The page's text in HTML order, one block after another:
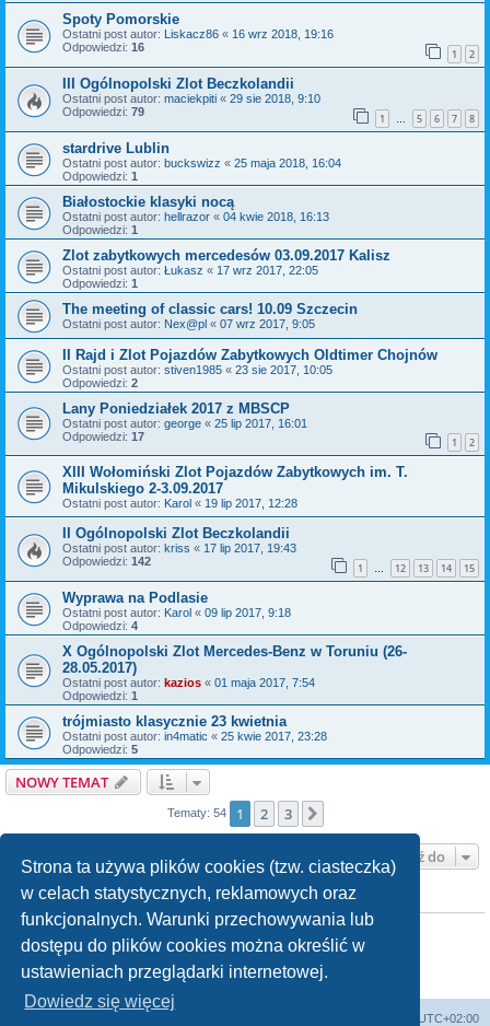
Strona ta używa plików cookies (tzw. ciasteczka)
w celach statystycznych, reklamowych oraz
funkcjonalnych. Warunki przechowywania lub
dostępu do plików cookies można określić w
ustawieniach przeglądarki internetowej.
Dowiedz się więcej
Spoty Pomorskie
Ostatni post autor: Liskacz86 « 16 wrz 2018, 19:16
Odpowiedzi: 16 1 2
III Ogólnopolski Zlot Beczkolandii
Ostatni post autor: maciekpiti « 29 sie 2018, 9:10
Odpowiedzi: 79 1 … 5 6 7 8
stardrive Lublin
Ostatni post autor: buckswizz « 25 maja 2018, 16:04
Odpowiedzi: 1
Białostockie klasyki nocą
Ostatni post autor: hellrazor « 04 kwie 2018, 16:13
Odpowiedzi: 1
Zlot zabytkowych mercedesów 03.09.2017 Kalisz
Ostatni post autor: Łukasz « 17 wrz 2017, 22:05
Odpowiedzi: 1
The meeting of classic cars! 10.09 Szczecin
Ostatni post autor: Nex@pl « 07 wrz 2017, 9:05
II Rajd i Zlot Pojazdów Zabytkowych Oldtimer Chojnów
Ostatni post autor: stiven1985 « 23 sie 2017, 10:05
Odpowiedzi: 2
Lany Poniedziałek 2017 z MBSCP
Ostatni post autor: george « 25 lip 2017, 16:01
Odpowiedzi: 17 1 2
XIII Wołomiński Zlot Pojazdów Zabytkowych im. T.
Mikulskiego 2-3.09.2017
Ostatni post autor: Karol « 19 lip 2017, 12:28
II Ogólnopolski Zlot Beczkolandii
Ostatni post autor: kriss « 17 lip 2017, 19:43
Odpowiedzi: 142 1 … 12 13 14 15
Wyprawa na Podlasie
Ostatni post autor: Karol « 09 lip 2017, 9:18
Odpowiedzi: 4
X Ogólnopolski Zlot Mercedes-Benz w Toruniu (26-
28.05.2017)
Ostatni post autor: kazios « 01 maja 2017, 7:54
Odpowiedzi: 1
trójmiasto klasycznie 23 kwietnia
Ostatni post autor: in4matic « 25 kwie 2017, 23:28
Odpowiedzi: 5
NOWY TEMAT
Tematy: 54 1 2 3
Przejdź do
TWOJE UPRAWNIENIA NA TYM FORUM
Nie możesztworzyć nowych tematów
Nie możesz odpowiadać w tematach
Nie możeszzmieniać swoich postów
Nie możeszusuwać swoich postów
dodawać załączników
UTC+02:00